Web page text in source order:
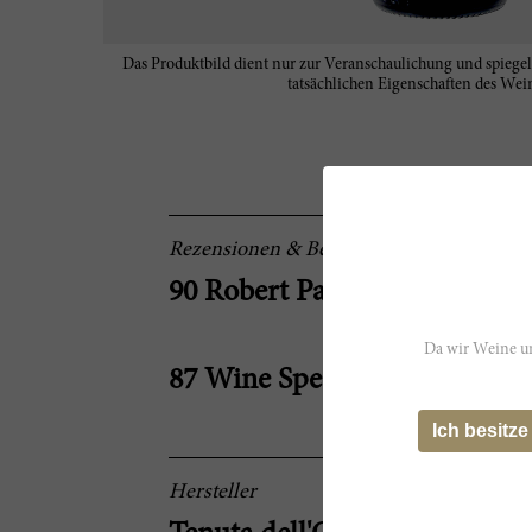
Das Produktbild dient nur zur Veranschaulichung und
tatsächlichen Eigenschaften des
Rezensionen & Bewertungen
90 Robert Parker
87 Wine Spectator
Hersteller
Da wir Weine
Ich